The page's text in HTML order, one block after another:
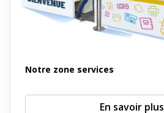
Notre zone services
En savoir plus